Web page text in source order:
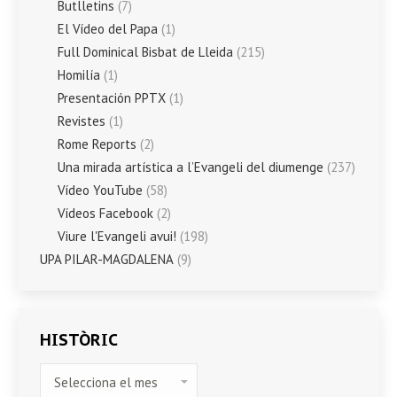
Butlletins (7)
El Vídeo del Papa (1)
Full Dominical Bisbat de Lleida (215)
Homilía (1)
Presentación PPTX (1)
Revistes (1)
Rome Reports (2)
Una mirada artística a l’Evangeli del diumenge (237)
Vídeo YouTube (58)
Vídeos Facebook (2)
Viure l'Evangeli avui! (198)
UPA PILAR-MAGDALENA (9)
HISTÒRIC